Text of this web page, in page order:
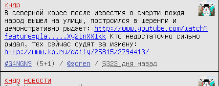
кндр
В северной корее после известия о смерти вождя
народ вышел на улицы, построился в шеренги и
демонстративно рыдает: http://www.youtube.com/watch?
feature=pla.....Xy2InXXIkk
Кто недостаточно сильно
http://www.kp.ru/daily/25815/2794413/
#G4NGN9
(5+1) / @goren / 5323 дня назад
кндр
новости